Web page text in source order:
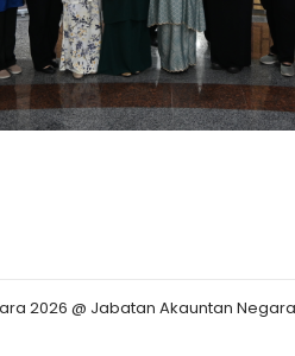
2026 @ Jabatan Akauntan